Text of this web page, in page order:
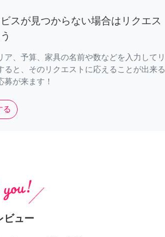
スが見つからない場合はリクエス
ア、予算、家具の名前や数などを入力してリ
ると、そのリクエストに応えることが出来る
募が来ます！
る
ビュー